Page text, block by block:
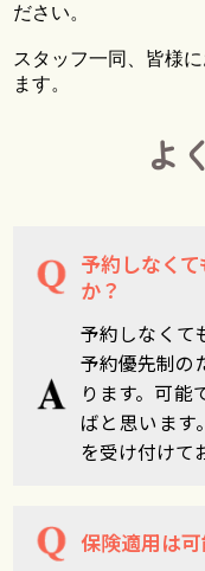
ださい。
スタッフ一同、皆様
ます。
よ
予約しなく
か？
予約しなくて
予約優先制の
ります。可能
ばと思います
を受け付けて
保険適用は